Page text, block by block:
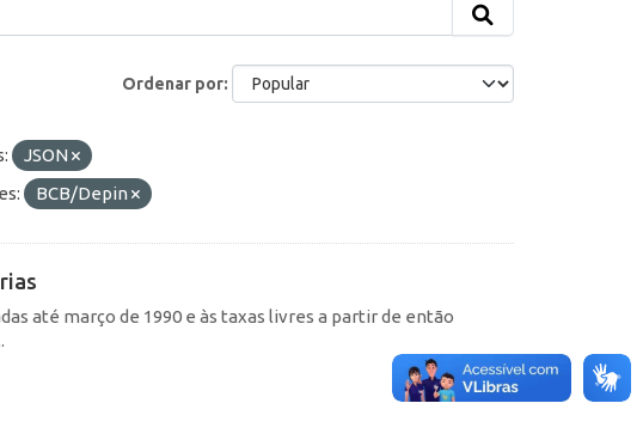
Ordenar por
JSON
BCB/Depin
até março de 1990 e às taxas livres a partir de então